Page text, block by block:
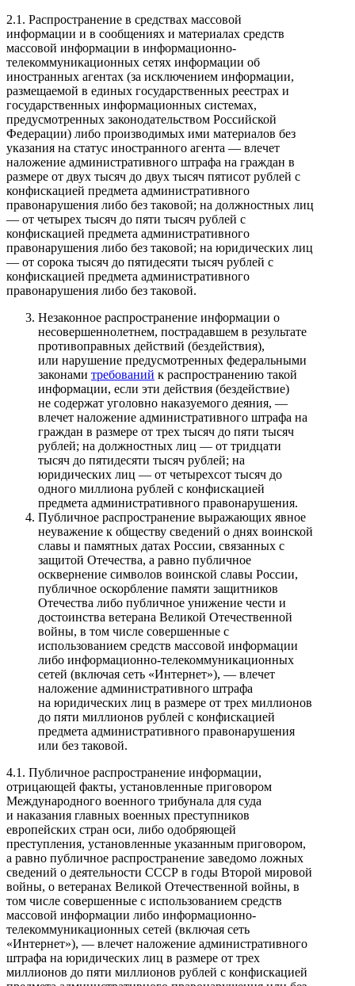
2.1. Распространение в средствах массовой
информации и в сообщениях и материалах средств
массовой информации в информационно-
телекоммуникационных сетях информации об
иностранных агентах (за исключением информации,
размещаемой в единых государственных реестрах и
государственных информационных системах,
предусмотренных законодательством Российской
Федерации) либо производимых ими материалов без
указания на статус иностранного агента — влечет
наложение административного штрафа на граждан в
размере от двух тысяч до двух тысяч пятисот рублей с
конфискацией предмета административного
правонарушения либо без таковой; на должностных лиц
— от четырех тысяч до пяти тысяч рублей с
конфискацией предмета административного
правонарушения либо без таковой; на юридических лиц
— от сорока тысяч до пятидесяти тысяч рублей с
конфискацией предмета административного
правонарушения либо без таковой.
Незаконное распространение информации о
несовершеннолетнем, пострадавшем в результате
противоправных действий (бездействия),
или нарушение предусмотренных федеральными
законами требований к распространению такой
информации, если эти действия (бездействие)
не содержат уголовно наказуемого деяния, —
влечет наложение административного штрафа на
граждан в размере от трех тысяч до пяти тысяч
рублей; на должностных лиц — от тридцати
тысяч до пятидесяти тысяч рублей; на
юридических лиц — от четырехсот тысяч до
одного миллиона рублей с конфискацией
предмета административного правонарушения.
Публичное распространение выражающих явное
неуважение к обществу сведений о днях воинской
славы и памятных датах России, связанных с
защитой Отечества, а равно публичное
осквернение символов воинской славы России,
публичное оскорбление памяти защитников
Отечества либо публичное унижение чести и
достоинства ветерана Великой Отечественной
войны, в том числе совершенные с
использованием средств массовой информации
либо информационно-телекоммуникационных
сетей (включая сеть «Интернет»), — влечет
наложение административного штрафа
на юридических лиц в размере от трех миллионов
до пяти миллионов рублей с конфискацией
предмета административного правонарушения
или без таковой.
4.1. Публичное распространение информации,
отрицающей факты, установленные приговором
Международного военного трибунала для суда
и наказания главных военных преступников
европейских стран оси, либо одобряющей
преступления, установленные указанным приговором,
а равно публичное распространение заведомо ложных
сведений о деятельности СССР в годы Второй мировой
войны, о ветеранах Великой Отечественной войны, в
том числе совершенные с использованием средств
массовой информации либо информационно-
телекоммуникационных сетей (включая сеть
«Интернет»), — влечет наложение административного
штрафа на юридических лиц в размере от трех
миллионов до пяти миллионов рублей с конфискацией